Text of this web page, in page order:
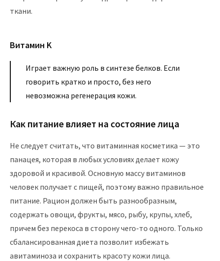
ткани.
Витамин K
Играет важную роль в синтезе белков. Если
говорить кратко и просто, без него
невозможна регенерация кожи.
Как питание влияет на состояние лица
Не следует считать, что витаминная косметика — это
панацея, которая в любых условиях делает кожу
здоровой и красивой. Основную массу витаминов
человек получает с пищей, поэтому важно правильное
питание. Рацион должен быть разнообразным,
содержать овощи, фрукты, мясо, рыбу, крупы, хлеб,
причем без перекоса в сторону чего-то одного. Только
сбалансированная диета позволит избежать
авитаминоза и сохранить красоту кожи лица.